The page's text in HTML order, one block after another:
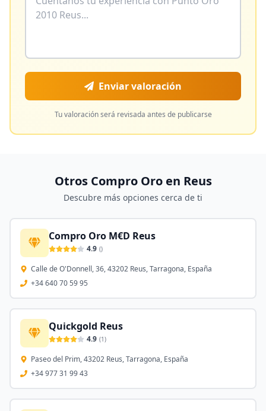
Enviar valoración
Tu valoración será revisada antes de publicarse
Otros Compro Oro en Reus
Descubre más opciones cerca de ti
Compro Oro M€D Reus
4.9 ()
Calle de O'Donnell, 36, 43202 Reus, Tarragona, España
+34 640 70 59 95
Quickgold Reus
4.9 (1)
Paseo del Prim, 43202 Reus, Tarragona, España
+34 977 31 99 43